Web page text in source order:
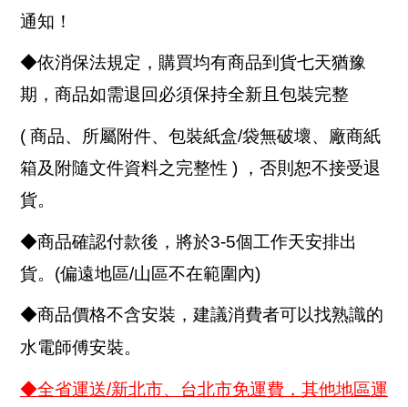
通知！
◆依消保法規定，購買均有商品到貨七天猶豫
期，商品如需退回必須保持全新且包裝完整
( 商品、所屬附件、包裝紙盒/袋無破壞、廠商紙
箱及附隨文件資料之完整性 ) ，否則恕不接受退
貨。
◆商品確認付款後，將於3-5個工作天安排出
貨。(偏遠地區/山區不在範圍內)
◆商品價格不含安裝，建議消費者可以找熟識的
水電師傅安裝。
◆全省運送/新北市、台北市免運費，其他地區運